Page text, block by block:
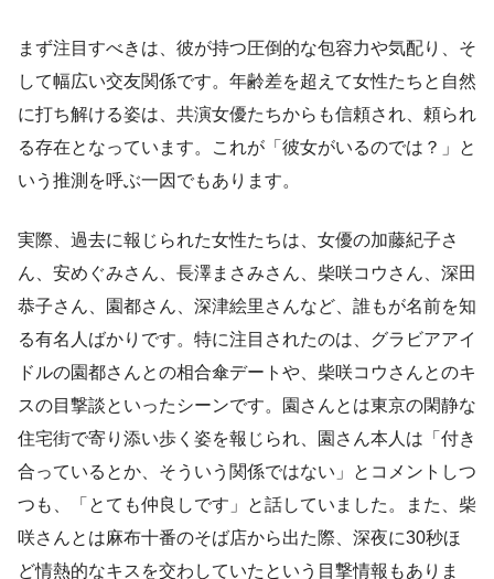
まず注目すべきは、彼が持つ圧倒的な包容力や気配り、そ
して幅広い交友関係です。年齢差を超えて女性たちと自然
に打ち解ける姿は、共演女優たちからも信頼され、頼られ
る存在となっています。これが「彼女がいるのでは？」と
いう推測を呼ぶ一因でもあります。
実際、過去に報じられた女性たちは、女優の加藤紀子さ
ん、安めぐみさん、長澤まさみさん、柴咲コウさん、深田
恭子さん、園都さん、深津絵里さんなど、誰もが名前を知
る有名人ばかりです。特に注目されたのは、グラビアアイ
ドルの園都さんとの相合傘デートや、柴咲コウさんとのキ
スの目撃談といったシーンです。園さんとは東京の閑静な
住宅街で寄り添い歩く姿を報じられ、園さん本人は「付き
合っているとか、そういう関係ではない」とコメントしつ
つも、「とても仲良しです」と話していました。また、柴
咲さんとは麻布十番のそば店から出た際、深夜に30秒ほ
ど情熱的なキスを交わしていたという目撃情報もありま